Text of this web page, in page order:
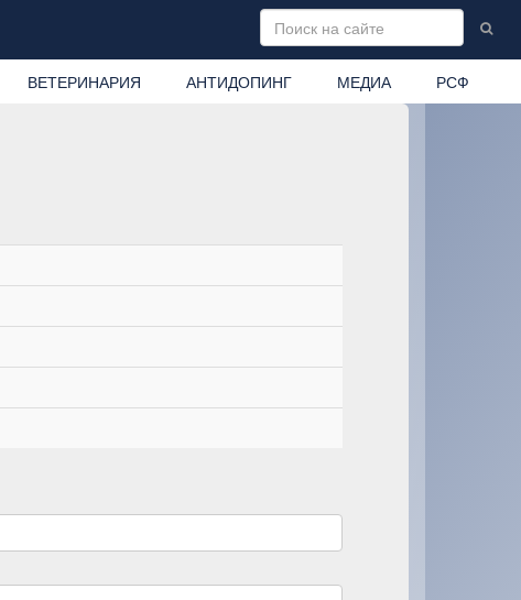
ВЕТЕРИНАРИЯ АНТИДОПИНГ МЕДИА РСФ